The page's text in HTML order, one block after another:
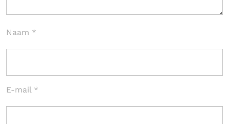
Naam *
E-mail *